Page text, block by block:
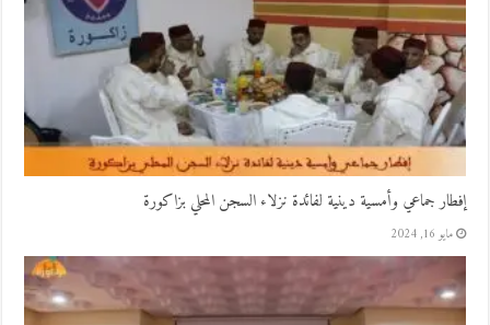
إفطار جماعي وأمسية دينية لفائدة نزلاء السجن المحلي بزاكورة
مايو 16, 2024